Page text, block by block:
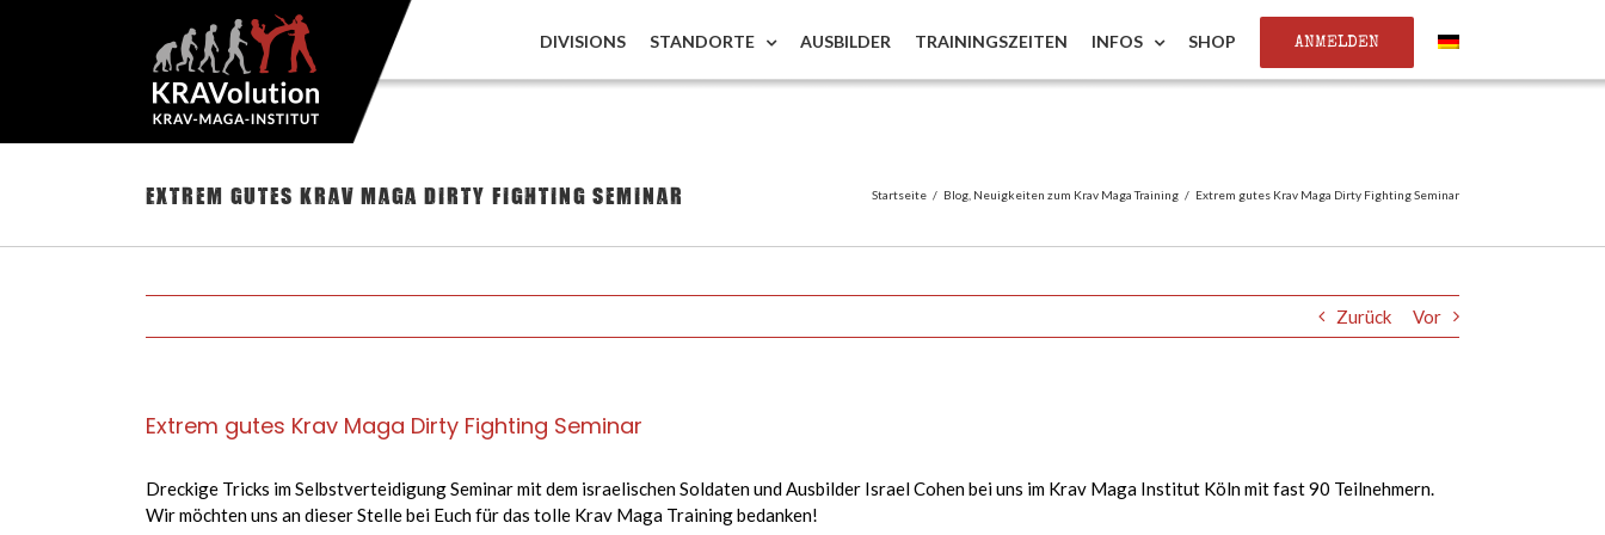
DIVISIONS STANDORTE AUSBILDER TRAININGSZEITEN INFOS SHOP ANMELDEN
Extrem gutes Krav Maga Dirty Fighting Seminar Startseite / Blog Neuigkeiten zum Krav Maga Training / Extrem gutes Krav Maga Dirty Fighting Seminar
Zurück Vor
Extrem gutes Krav Maga Dirty Fighting Seminar
Dreckige Tricks im Selbstverteidigung Seminar mit dem israelischen Soldaten und Ausbilder Israel Cohen bei uns im Krav Maga Institut Köln mit fast 90 Teilnehmern.
Wir möchten uns an dieser Stelle bei Euch für das tolle Krav Maga Training bedanken!